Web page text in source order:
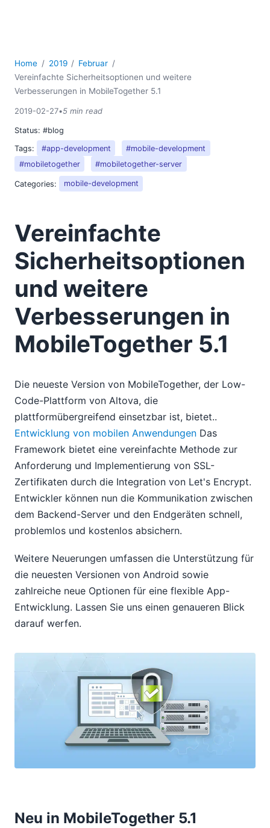
Home 2019
Februar
Vereinfachte Sicherheitsoptionen und weitere
Verbesserungen in MobileTogether 5.1
2019-02-27•5 min read
Status: #blog
Tags:
#app-development
#mobile-development
#mobiletogether
#mobiletogether-server
Categories: mobile-development
Vereinfachte
Sicherheitsoptionen
und weitere
Verbesserungen in
MobileTogether 5.1
Die neueste Version von MobileTogether, der Low-
Code-Plattform von Altova, die
plattformübergreifend einsetzbar ist, bietet..
Entwicklung von mobilen Anwendungen Das
Framework bietet eine vereinfachte Methode zur
Anforderung und Implementierung von SSL-
Zertifikaten durch die Integration von Let's Encrypt.
Entwickler können nun die Kommunikation zwischen
dem Backend-Server und den Endgeräten schnell,
problemlos und kostenlos absichern.
Weitere Neuerungen umfassen die Unterstützung für
die neuesten Versionen von Android sowie
zahlreiche neue Optionen für eine flexible App-
Entwicklung. Lassen Sie uns einen genaueren Blick
darauf werfen.
Neu in MobileTogether 5.1